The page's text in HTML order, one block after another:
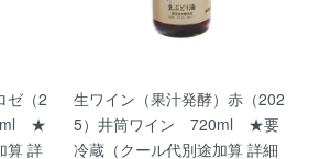
ゼ（2
★
算 詳
生ワイン（果汁発酵）赤（202
5）井筒ワイン 720ml ★要
冷蔵（クール代別途加算 詳細